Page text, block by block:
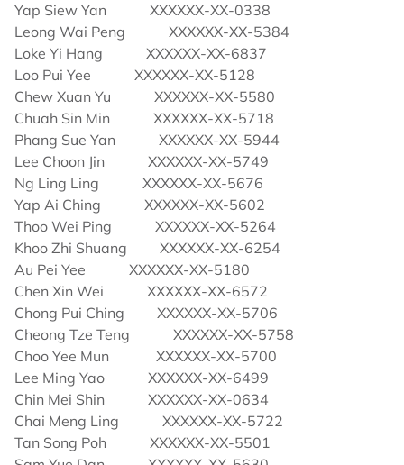
Yap Siew Yan XXXXXX-XX-0338
Leong Wai Peng XXXXXX-XX-5384
Loke Yi Hang XXXXXX-XX-6837
Loo Pui Yee XXXXXX-XX-5128
Chew Xuan Yu XXXXXX-XX-5580
Chuah Sin Min XXXXXX-XX-5718
Phang Sue Yan XXXXXX-XX-5944
Lee Choon Jin XXXXXX-XX-5749
Ng Ling Ling XXXXXX-XX-5676
Yap Ai Ching XXXXXX-XX-5602
Thoo Wei Ping XXXXXX-XX-5264
Khoo Zhi Shuang XXXXXX-XX-6254
Au Pei Yee XXXXXX-XX-5180
Chen Xin Wei XXXXXX-XX-6572
Chong Pui Ching XXXXXX-XX-5706
Cheong Tze Teng XXXXXX-XX-5758
Choo Yee Mun XXXXXX-XX-5700
Lee Ming Yao XXXXXX-XX-6499
Chin Mei Shin XXXXXX-XX-0634
Chai Meng Ling XXXXXX-XX-5722
Tan Song Poh XXXXXX-XX-5501